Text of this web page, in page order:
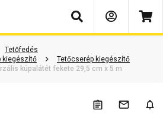
Keresés
Tetőfedés
kiegészítő
Tetőcserép kiegészítő
kúpalátét fekete 29,5 cm x 5 m
és válaszok Kapcsolódó cikkek